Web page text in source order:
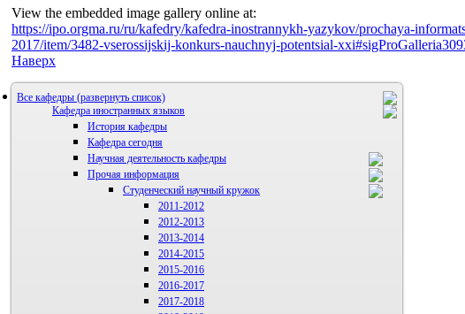
View the embedded image gallery online at:
https://ipo.orgma.ru/ru/kafedry/kafedra-inostrannykh-yazykov/prochaya-
2017/item/3482-vserossijskij-konkurs-nauchnyj-potentsial-
Наверх
Все кафедры
Кафедра иностранных языков
История кафедры
Кафедра сегодня
Научная деятельность кафедры
Аспиранты
Прочая информация
Студенческий научный кружок
2011-2012
2012-2013
2013-2014
2014-2015
2015-2016
2016-2017
2017-2018